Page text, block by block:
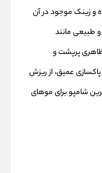
و زینک موجود در آن
طبیعی مانند
پرپشت و
عمیق، از ریزش
شامپو برای موهای